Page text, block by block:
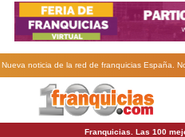
Nueva noticia de la red de franquicias España.
Franquicias. Las 100